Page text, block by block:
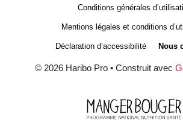
Conditions générales
Mentions légales et conditions
Déclaration d’accessibilité Nous
© 2026 Haribo Pro• Construit avec